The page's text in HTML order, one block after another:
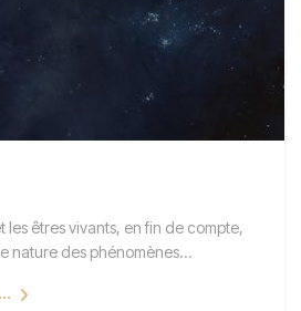
les êtres vivants, en fin de compte,
nature des phénomènes…